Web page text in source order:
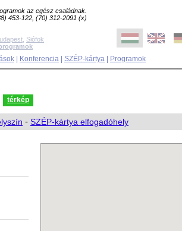
az egész családnak.
453-122, (70) 312-2091 (x)
Siófok
Konferencia SZÉP-kártya Programok
térkép
- SZÉP-kártya elfogadóhely